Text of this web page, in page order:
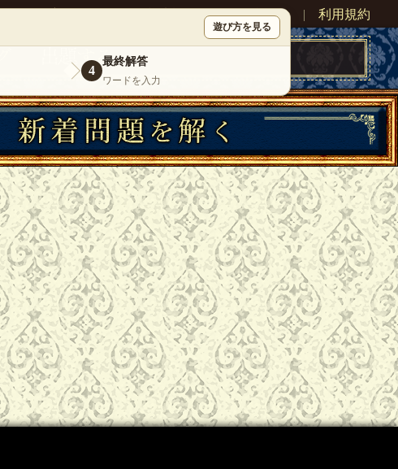
|お問い合わせ|利用規約
遊び方を見る
4
最終解答
ワードを入力